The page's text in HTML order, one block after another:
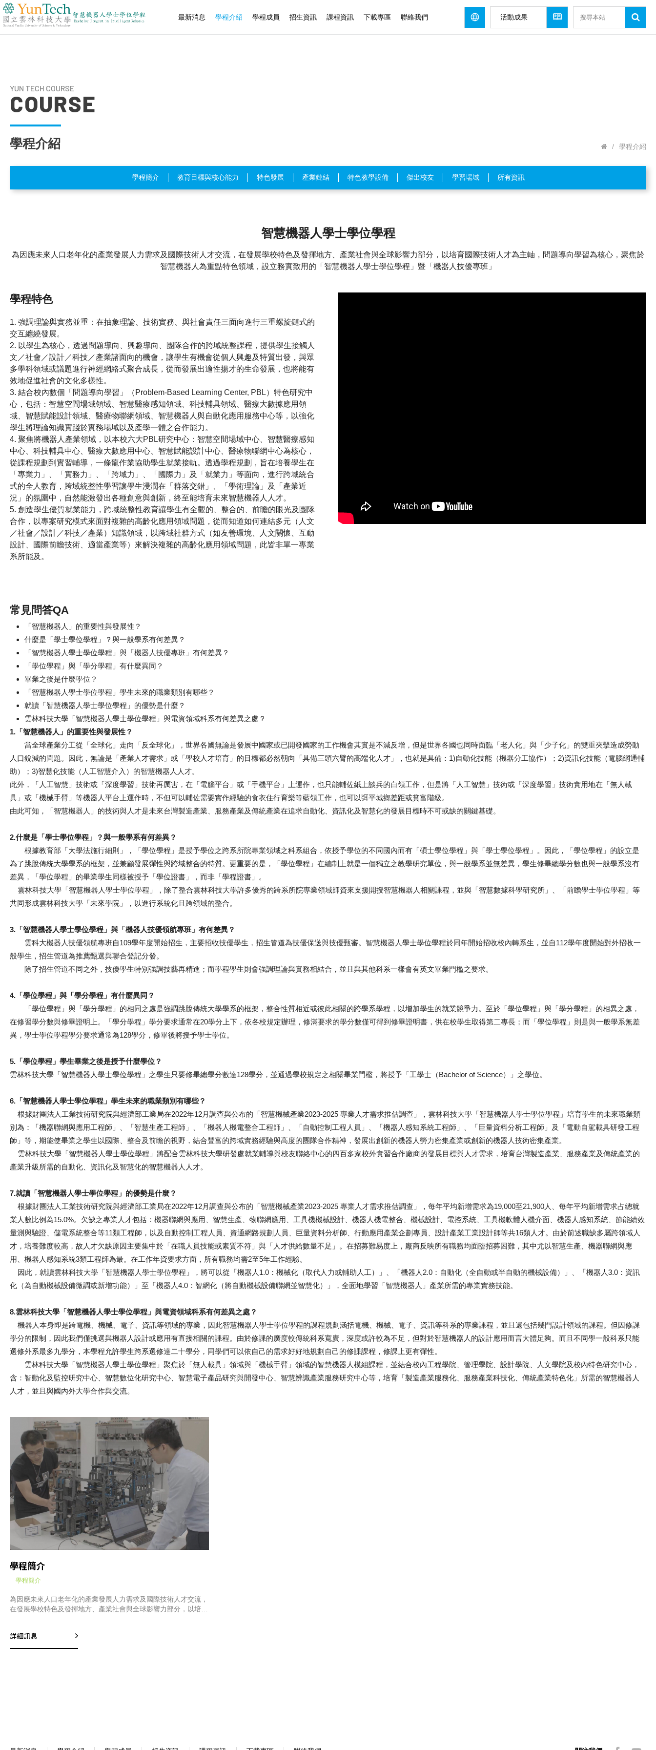
位
最新消息 學程介紹 學程成員 招生資訊 課程資訊 下載專區 聯絡我們 活動成果
YUN TECH COURSE
COURSE
學程介紹 / 學程介紹
學程簡介 教育目標與核心能力 特色發展 產業鏈結 特色教學設備 傑出校友 學習場域 所有資訊
智慧機器人學士學位學程
為因應未來人口老年化的產業發展人力需求及國際技術人才交流，在發展學校特色及發揮地方、產業社會與全球影響力部分，以培育國際技術人才為主軸，問題導向學習為核心，聚焦於
智慧機器人為重點特色領域，設立務實致用的「智慧機器人學士學位學程」暨「機器人技優專班」
學程特色
1. 強調理論與實務並重：在抽象理論、技術實務、與社會責任三面向進行三重螺旋鏈式的
交互纏繞發展。
2. 以學生為核心，透過問題導向、興趣導向、團隊合作的跨域統整課程，提供學生接觸人
文／社會／設計／科技／產業諸面向的機會，讓學生有機會從個人興趣及特質出發，與眾
多學科領域或議題進行神經網絡式聚合成長，從而發展出適性揚才的生命發展，也將能有
效地促進社會的文化多樣性。
3. 結合校內數個「問題導向學習」（Problem-Based Learning Center, PBL）特色研究中
心，包括：智慧空間場域領域、智慧醫療感知領域、科技輔具領域、醫療大數據應用領
域、智慧賦能設計領域、醫療物聯網領域、智慧機器人與自動化應用服務中心等，以強化
學生將理論知識實踐於實務場域以及產學一體之合作能力。
4. 聚焦將機器人產業領域，以本校六大PBL研究中心：智慧空間場域中心、智慧醫療感知
中心、科技輔具中心、醫療大數應用中心、智慧賦能設計中心、醫療物聯網中心為核心，
從課程規劃到實習輔導，一條龍作業協助學生就業接軌。透過學程規劃，旨在培養學生在
「專業力」、「實務力」、「跨域力」、「國際力」及「就業力」等面向，進行跨域統合
式的全人教育，跨域統整性學習讓學生浸潤在「群落交錯」、「學術理論」及「產業近
況」的氛圍中，自然能激發出各種創意與創新，終至能培育未來智慧機器人人才。
5. 創造學生優質就業能力，跨域統整性教育讓學生有全觀的、整合的、前瞻的眼光及團隊
合作，以專案研究模式來面對複雜的高齡化應用領域問題，從而知道如何連結多元（人文
／社會／設計／科技／產業）知識領域，以跨域社群方式（如友善環境、人文關懷、互動
設計、國際前瞻技術、適當產業等）來解決複雜的高齡化應用領域問題，此皆非單一專業
系所能及。
常見問答QA
「智慧機器人」的重要性與發展性？
什麼是「學士學位學程」？與一般學系有何差異？
「智慧機器人學士學位學程」與「機器人技優專班」有何差異？
「學位學程」與「學分學程」有什麼異同？
畢業之後是什麼學位？
「智慧機器人學士學位學程」學生未來的職業類別有哪些？
就讀「智慧機器人學士學位學程」的優勢是什麼？
雲林科技大學「智慧機器人學士學位學程」與電資領域科系有何差異之處？
1.「智慧機器人」的重要性與發展性？
當全球產業分工從「全球化」走向「反全球化」，世界各國無論是發展中國家或已開發國家的工作機會其實是不減反增，但是世界各國也同時面臨「老人化」與「少子化」的雙重夾擊造成勞動
人口銳減的問題。因此，無論是「產業人才需求」或「學校人才培育」的目標都必然朝向「具備三頭六臂的高端化人才」，也就是具備：1)自動化技能（機器分工協作）；2)資訊化技能（電腦網通輔
助）；3)智慧化技能（人工智慧介入）的智慧機器人人才。
此外，「人工智慧」技術或「深度學習」技術再厲害，在「電腦平台」或「手機平台」上運作，也只能輔佐紙上談兵的白領工作，但是將「人工智慧」技術或「深度學習」技術實用地在「無人載
具」或「機械手臂」等機器人平台上運作時，不但可以輔佐需要實作經驗的食衣住行育樂等藍領工作，也可以弭平城鄉差距或貧富階級。
由此可知，「智慧機器人」的技術與人才是未來台灣製造產業、服務產業及傳統產業在追求自動化、資訊化及智慧化的發展目標時不可或缺的關鍵基礎。
2.​​​​​什麼是「學士學位學程」？與一般學系有何差異？
根據教育部「大學法施行細則」，「學位學程」是授予學位之跨系所院專業領域之科系組合，依授予學位的不同國內而有「碩士學位學程」與「學士學位學程」。因此，「學位學程」的設立是
為了跳脫傳統大學學系的框架，並兼顧發展彈性與跨域整合的特質。更重要的是，「學位學程」在編制上就是一個獨立之教學研究單位，與一般學系並無差異，學生修畢總學分數也與一般學系沒有
差異，「學位學程」的畢業學生同樣被授予「學位證書」，而非「學程證書」。
雲林科技大學「智慧機器人學士學位學程」，除了整合雲林科技大學許多優秀的跨系所院專業領域師資來支援開授智慧機器人相關課程，並與「智慧數據科學研究所」、「前瞻學士學位學程」等
共同形成雲林科技大學「未來學院」，以進行系統化且跨領域的整合。
3.「智慧機器人學士學位學程」與「機器人技優領航專班」有何差異？
雲科大機器人技優領航專班自109學年度開始招生，主要招收技優學生，招生管道為技優保送與技優甄審。智慧機器人學士學位學程於同年開始招收校內轉系生，並自112學年度開始對外招收一
般學生，招生管道為推薦甄選與聯合登記分發。
除了招生管道不同之外，技優學生特別強調技藝再精進；而學程學生則會強調理論與實務相結合，並且與其他科系一樣會有英文畢業門檻之要求。
4.「學位學程」與「學分學程」有什麼異同？
「學位學程」與「學分學程」的相同之處是強調跳脫傳統大學學系的框架，整合性質相近或彼此相關的跨學系學程，以增加學生的就業競爭力。至於「學位學程」與「學分學程」的相異之處，
在修習學分數與修畢證明上。「學分學程」學分要求通常在20學分上下，依各校規定辦理，修滿要求的學分數僅可得到修畢證明書，供在校學生取得第二專長；而「學位學程」則是與一般學系無差
異，學士學位學程學分要求通常為128學分，修畢後將授予學士學位。
5.「學位學程」學生畢業之後是授予什麼學位？
雲林科技大學「智慧機器人學士學位學程」之學生只要修畢總學分數達128學分，並通過學校規定之相關畢業門檻，將授予「工學士（Bachelor of Science）」之學位。
6.「智慧機器人學士學位學程」學生未來的職業類別有哪些？
根據財團法人工業技術研究院與經濟部工業局在2022年12月調查與公布的「智慧機械產業2023-2025 專業人才需求推估調查」，雲林科技大學「智慧機器人學士學位學程」培育學生的未來職業類
別為：「機器聯網與應用工程師」、「智慧生產工程師」、「機器人機電整合工程師」、「自動控制工程人員」、「機器人感知系統工程師」、「巨量資料分析工程師」及「電動自駕載具研發工程
師」等，期能使畢業之學生以國際、整合及前瞻的視野，結合豐富的跨域實務經驗與高度的團隊合作精神，發展出創新的機器人勞力密集產業或創新的機器人技術密集產業。
雲林科技大學「智慧機器人學士學位學程」將配合雲林科技大學研發處就業輔導與校友聯絡中心的四百多家校外實習合作廠商的發展目標與人才需求，培育台灣製造產業、服務產業及傳統產業的
產業升級所需的自動化、資訊化及智慧化的智慧機器人人才。
7.就讀「智慧機器人學士學位學程」的優勢是什麼？
根據財團法人工業技術研究院與經濟部工業局在2022年12月調查與公布的「智慧機械產業2023-2025 專業人才需求推估調查」，每年平均新增需求為19,000至21,900人、每年平均新增需求占總就
業人數比例為15.0%。欠缺之專業人才包括：機器聯網與應用、智慧生產、物聯網應用、工具機機械設計、機器人機電整合、機械設計、電控系統、工具機軟體人機介面、機器人感知系統、節能績效
量測與驗證、儲電系統整合等11類工程師，以及自動控制工程人員、資通網路規劃人員、巨量資料分析師、行動應用產業企劃專員、設計產業工業設計師等共16類人才。由於前述職缺多屬跨領域人
才，培養難度較高，故人才欠缺原因主要集中於「在職人員技能或素質不符」與「人才供給數量不足」。在招募難易度上，廠商反映所有職務均面臨招募困難，其中尤以智慧生產、機器聯網與應
用、機器人感知系統3類工程師為最。在工作年資要求方面，所有職務均需2至5年工作經驗。
因此，就讀雲林科技大學「智慧機器人學士學位學程」，將可以從「機器人1.0：機械化（取代人力或輔助人工）」、「機器人2.0：自動化（全自動或半自動的機械設備）」、「機器人3.0：資訊
化（為自動機械設備微調或新增功能）」至「機器人4.0：智網化（將自動機械設備聯網並智慧化）」，全面地學習「智慧機器人」產業所需的專業實務技能。
8.雲林科技大學「智慧機器人學士學位學程」與電資領域科系有何差異之處？
機器人本身即是跨電機、機械、電子、資訊等領域的專業，因此智慧機器人學士學位學程的課程規劃涵括電機、機械、電子、資訊等科系的專業課程，並且還包括幾門設計領域的課程。但因修課
學分的限制，因此我們僅挑選與機器人設計或應用有直接相關的課程。由於修課的廣度較傳統科系寬廣，深度或許較為不足，但對於智慧機器人的設計應用而言大體足夠。而且不同學一般科系只能
選修外系最多九學分，本學程允許學生跨系選修達二十學分，同學們可以依自己的需求好好地規劃自己的修課課程，修課上更有彈性。
雲林科技大學「智慧機器人學士學位學程」聚焦於「無人載具」領域與「機械手臂」領域的智慧機器人模組課程，並結合校內工程學院、管理學院、設計學院、人文學院及校內特色研究中心，
含：智動化及監控研究中心、智慧數位化研究中心、智慧電子產品研究與開發中心、智慧辨識產業服務研究中心等，培育「製造產業服務化、服務產業科技化、傳統產業特色化」所需的智慧機器人
人才，並且與國內外大學合作與交流。
學程簡介
學程簡介
為因應未來人口老年化的產業發展人力需求及國際技術人才交流，
在發展學校特色及發揮地方、產業社會與全球影響力部分，以培育
「機器人技優專班」。
詳細訊息